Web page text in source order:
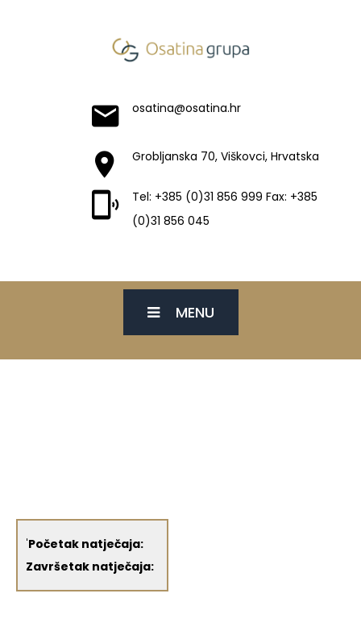
osatina@osatina.hr
Grobljanska 70, Viškovci, Hrvatska
Tel: +385 (0)31 856 999 Fax: +385
(0)31 856 045
MENU
'Početak natječaja:
Završetak natječaja: